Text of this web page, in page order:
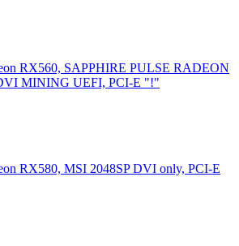
RX560, SAPPHIRE PULSE RADEON
MINING UEFI, PCI-E "!"
RX580, MSI 2048SP DVI only, PCI-E